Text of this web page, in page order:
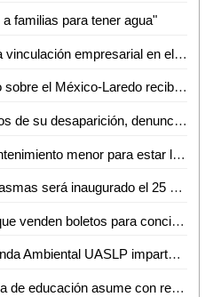
familias para tener agua"
Gobierno estatal fortalece la vinculación empresarial en el bajío
¡Vergüenza urbana! Terreno sobre el México-Laredo recibe basura a plena vista de todos
"Queremos a Zoé": A 11 años de su desaparición, denuncian omisiones y olvido en el caso
FENAPO solo requiere mantenimiento menor para estar lista en agosto: Seduvop
Puente de Valle de los Fantasmas será inaugurado el 25 de julio previo a la FENAPO 2026
Alertan por páginas falsas que venden boletos para conciertos de la FENAPO
"Del huerto a la mesa": Agenda Ambiental UASLP imparte talleres de sustentabilidad y alimentación consciente
Nueva titular de la secretaría de educación asume con responsabilidad y compromiso